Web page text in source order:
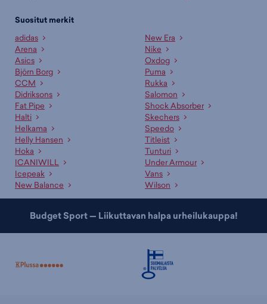
Suositut merkit
adidas
Arena
Asics
Björn Borg
CCM
Didriksons
Fat Pipe
Halti
Helkama
Helly Hansen
Hoka
ICANIWILL
Icepeak
New Balance
New Era
Nike
Oxdog
Puma
Rukka
Salomon
Shock Absorber
Skechers
Speedo
Titleist
Tunturi
Under Armour
Vans
Wilson
Budget Sport — Liikuttavan halpa urheilukauppa!